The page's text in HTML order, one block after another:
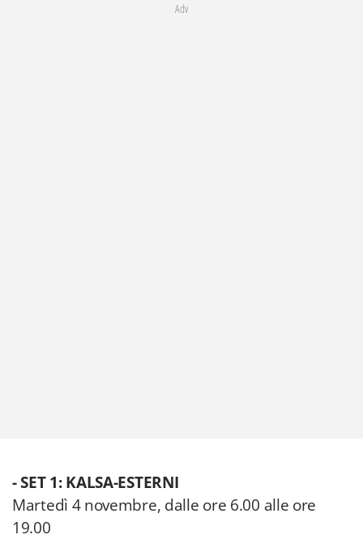
Adv
- SET 1: KALSA-ESTERNI
Martedì 4 novembre, dalle ore 6.00 alle ore
19.00